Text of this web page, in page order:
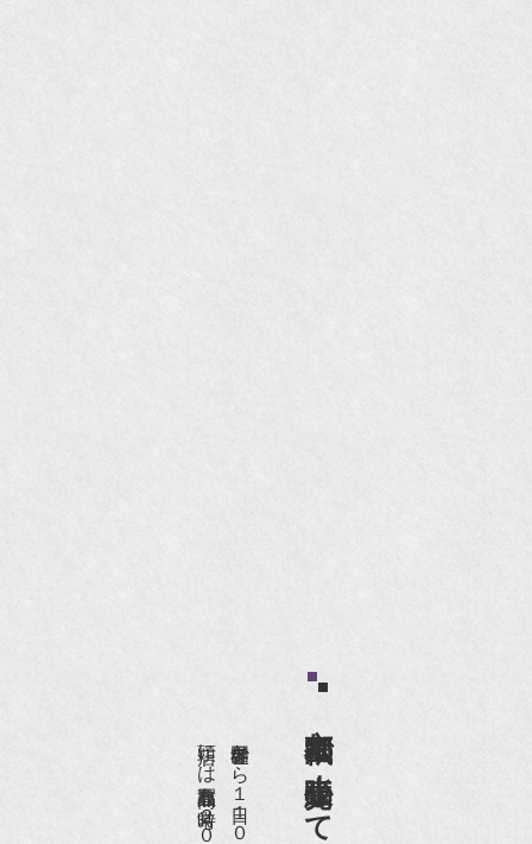
京都祇園で小売販売している